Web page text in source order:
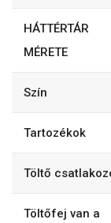
HÁTTÉRTÁR
MÉRETE
Szín
Tartozékok
Töltő
Töltőfej van a